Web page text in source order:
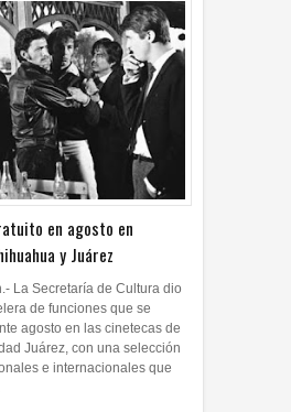
en agosto en
y Juárez
La Secretaría de Cultura dio
de funciones que se
agosto en las cinetecas de
Juárez, con una selección
e internacionales que